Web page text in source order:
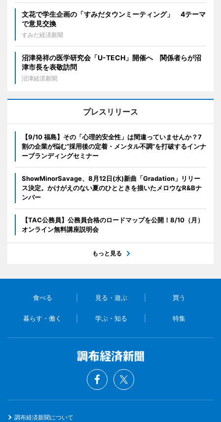
文花で学生企画の「すみだタウンミーティング」 4テーマ
で意見交換
すみだ経済新聞
沼津発祥の医学研究会「U-TECH」開催へ 関係者らが沼
津市長を表敬訪問
沼津経済新聞
プレスリリース
【9/10 福島】その「心理的安全性」は間違っていませんか？7
割の企業が悩む“採用後の定着・メンタル不調”を打破するインナ
ーブランディングセミナー
ShowMinorSavage、8月12日(水)新曲「Gradation」リリー
ス決定。かけがえのない夏のひとときを描いたメロウなR&Bナ
ンバー
【TAC公務員】公務員合格のロードマップを公開！8/10（月）
オンライン無料講座説明会
もっと見る
食べる 見る・遊ぶ 買う
暮らす・働く 学ぶ・知る 特集
調布経済新聞について